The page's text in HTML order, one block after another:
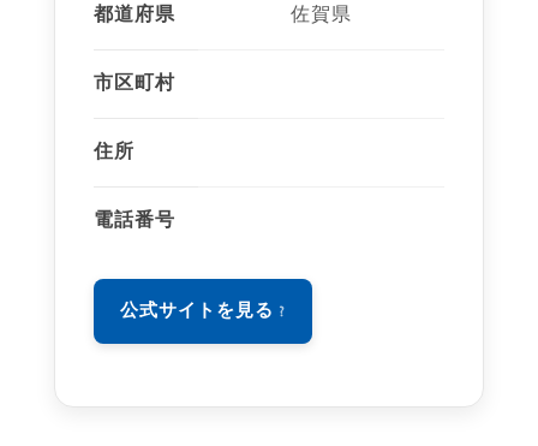
都道府県 佐賀県
市区町村
住所
電話番号
公式サイトを見る